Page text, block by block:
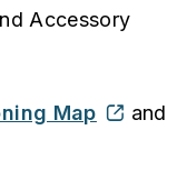
Accessory
Map
and